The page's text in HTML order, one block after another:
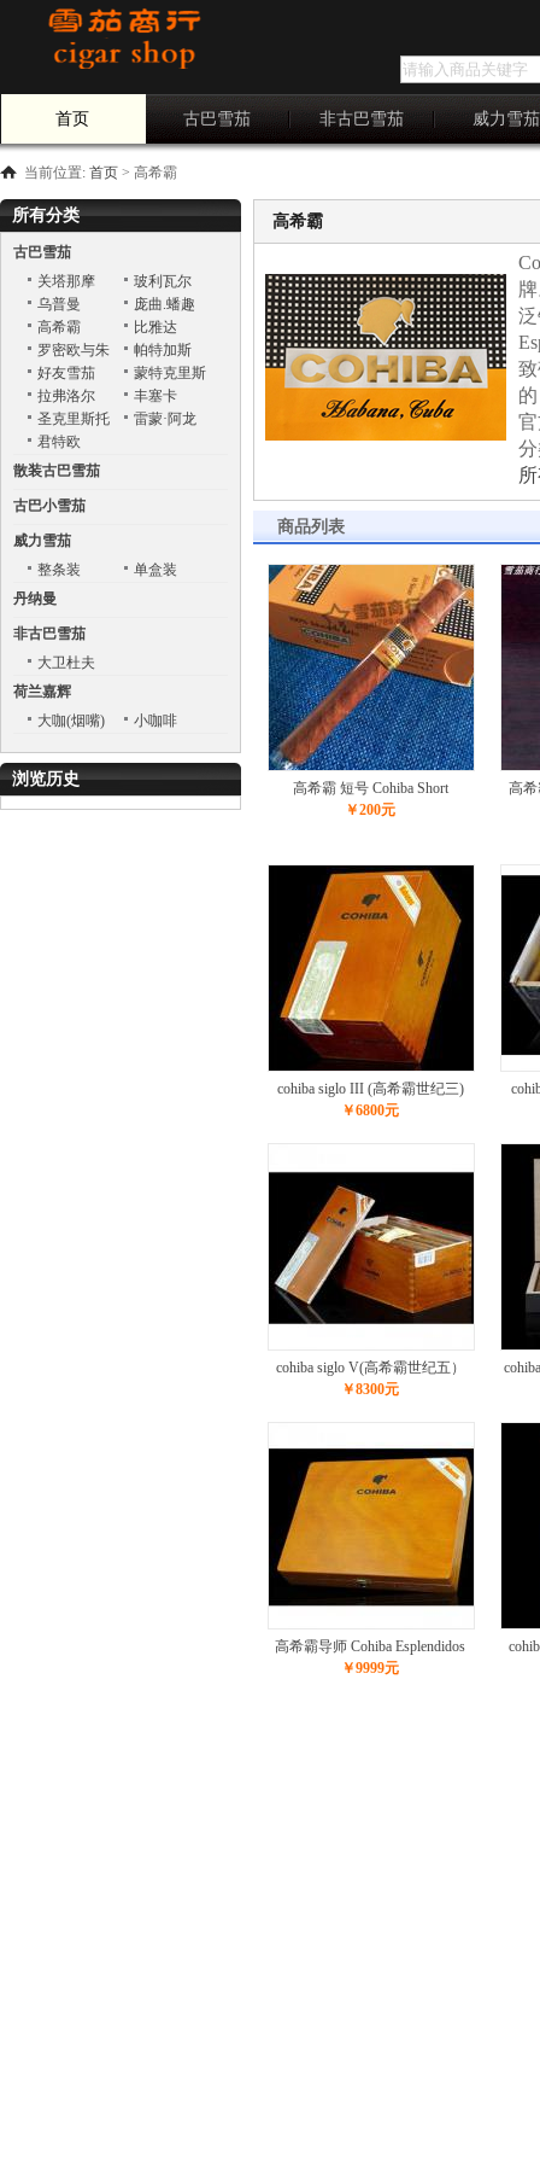
首页 古巴雪茄 非古巴雪茄 威力雪茄
当前位置: 首页 > 高希霸
所有分类
古巴雪茄
关塔那摩
玻利瓦尔
乌普曼
庞曲.蟠趣
Punch
高希霸
比雅达
罗密欧与朱
丽叶
帕特加斯
好友雪茄
蒙特克里斯
托
拉弗洛尔
丰塞卡
圣克里斯托
巴
雷蒙·阿龙
君特欧
散装古巴雪茄
古巴小雪茄
威力雪茄
整条装
单盒装
丹纳曼
非古巴雪茄
大卫杜夫
荷兰嘉辉
大咖(烟嘴)
小咖啡
浏览历史
高希霸
泛
商品列表
高希霸 短号 Cohiba Short
￥200元
高
cohiba siglo III (高希霸世纪三)
￥6800元
cohiba siglo V(高希霸世纪五）
￥8300元
高希霸导师 Cohiba Esplendidos
￥9999元